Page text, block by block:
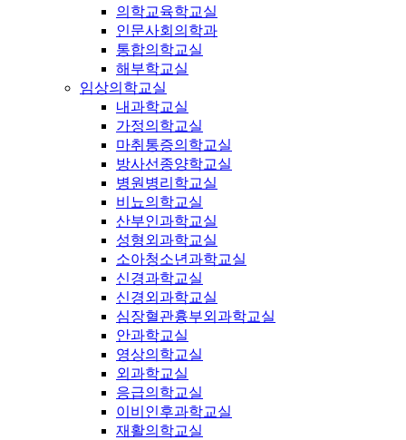
의학교육학교실
인문사회의학과
통합의학교실
해부학교실
임상의학교실
내과학교실
가정의학교실
마취통증의학교실
방사선종양학교실
병원병리학교실
비뇨의학교실
산부인과학교실
성형외과학교실
소아청소년과학교실
신경과학교실
신경외과학교실
심장혈관흉부외과학교실
안과학교실
영상의학교실
외과학교실
응급의학교실
이비인후과학교실
재활의학교실